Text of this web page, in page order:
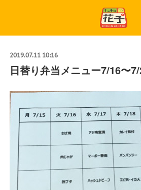
2019.07.11 10:16
日替り弁当メニュー7/16〜